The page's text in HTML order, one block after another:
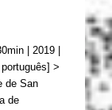
| 2019 |
>
de San
de